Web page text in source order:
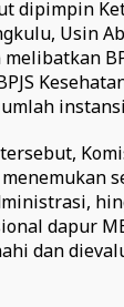
dipimpin
Usin
dapur
dan